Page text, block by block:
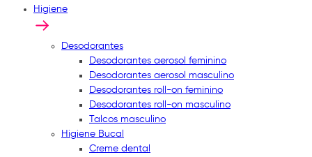
Higiene
Desodorantes
Desodorantes aerosol feminino
Desodorantes aerosol masculino
Desodorantes roll-on feminino
Desodorantes roll-on masculino
Talcos masculino
Higiene Bucal
Creme dental